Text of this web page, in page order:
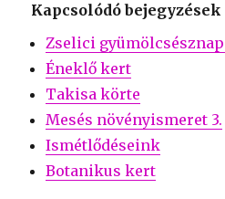
Kapcsolódó bejegyzések
Zselici gyümölcsésznap
Éneklő kert
Takisa körte
Mesés növényismeret 3.
Ismétlődéseink
Botanikus kert